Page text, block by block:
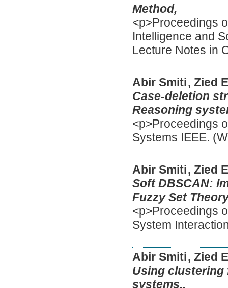
Method,
<p>Proceedings
Intelligence and
Lecture Notes in
Abir Smiti, Zied
Case-deletion
Reasoning
<p>Proceedings
Systems IEEE.
Abir Smiti, Zied
Soft DBSCAN:
Fuzzy Set
<p>Proceedings
System
Abir Smiti, Zied
Using clustering
systems.,